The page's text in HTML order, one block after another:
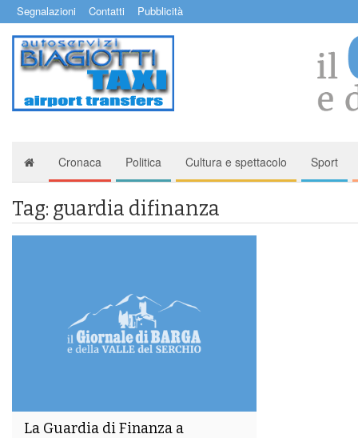
Segnalazioni Contatti Pubblicità
Cronaca Politica Cultura e spettacolo Sport
Tag: guardia difinanza
La Guardia di Finanza a